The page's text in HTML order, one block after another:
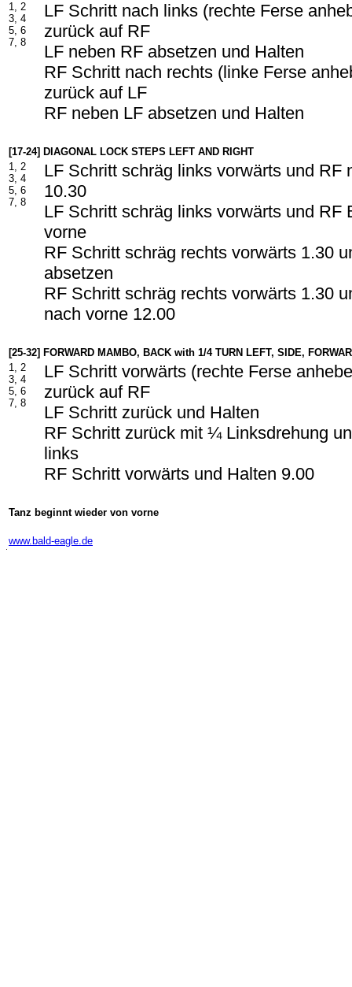
1, 2
3, 4
5, 6
7, 8
LF Schritt nach links (rechte Ferse
zurück auf RF
LF neben RF absetzen und Halten
RF Schritt nach rechts (linke Ferse
zurück auf LF
RF neben LF absetzen und Halten
[17-24] DIAGONAL LOCK STEPS LEFT AND RIGHT
1, 2
3, 4
5, 6
7, 8
LF Schritt schräg links vorwärts und RF
10.30
LF Schritt schräg links vorwärts und RF
vorne
RF Schritt schräg rechts vorwärts 1.30
absetzen
RF Schritt schräg rechts vorwärts 1.30
nach vorne 12.00
[25-32] FORWARD MAMBO, BACK with 1/4 TURN LEFT, SIDE,
1, 2
3, 4
5, 6
7, 8
LF Schritt vorwärts (rechte Ferse
zurück auf RF
LF Schritt zurück und Halten
RF Schritt zurück mit ¼ Linksdrehung
links
RF Schritt vorwärts und Halten 9.00
Tanz beginnt wieder von vorne
www.bald-eagle.de